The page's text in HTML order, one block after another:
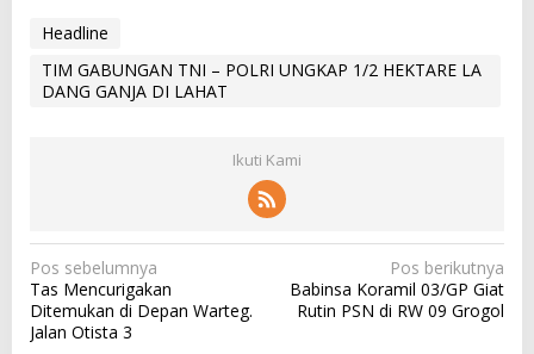
Headline
TIM GABUNGAN TNI – POLRI UNGKAP 1/2 HEKTARE LA
DANG GANJA DI LAHAT
Ikuti Kami
N
a
v
Pos sebelumnya
Tas Mencurigakan
Ditemukan di Depan Warteg.
Jalan Otista 3
Pos berikutnya
Babinsa Koramil 03/GP Giat
Rutin PSN di RW 09 Grogol